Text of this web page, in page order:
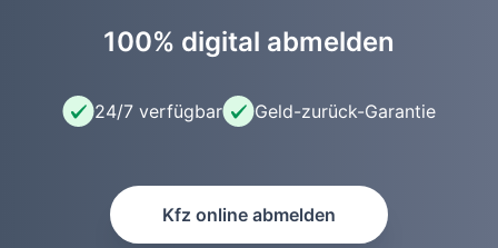
100% digital abmelden
24/7 verfügbar Geld-zurück-Garantie
Kfz online abmelden